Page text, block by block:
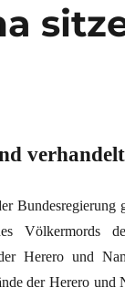
Völkermords
Herero und
der Herero und